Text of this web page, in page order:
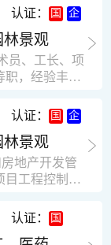
独立能力强，
誉感。做事认
承山大扎
诚信、稳
。有很强的
苦耐劳，责任
有良好的人
事认真负
后的工作岗
人生观，在我
信只要努力
的格言：也
更好。知识
认证：
林景观
员、工长、项
职，经验丰
适应建筑行业
，技术全面，
高中毕业，同
业工作了30
司学徒开始
。 管理过许
。1984年至
路局劳动服
认证：
林景观
地产开发管
目工程控制要
手段，能独
有较强的沟
认证：